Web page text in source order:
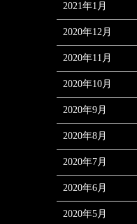
2021年1月
2020年12月
2020年11月
2020年10月
2020年9月
2020年8月
2020年7月
2020年6月
2020年5月